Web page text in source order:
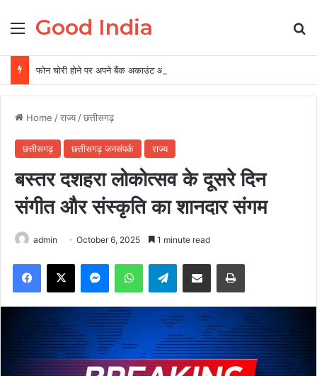
Menu
Good India
Home /राज्य /छत्तीसगढ़
छत्तीसगढ़ छत्तीसगढ़ जनसंपर्क राज्य
बस्तर दशहरा लोकोत्सव के दूसरे दिन
संगीत और संस्कृति का शानदार संगम
admin October 6, 2025 1 minute read
Facebook
X MessengerWhatsAppTelegramShare via Email Print